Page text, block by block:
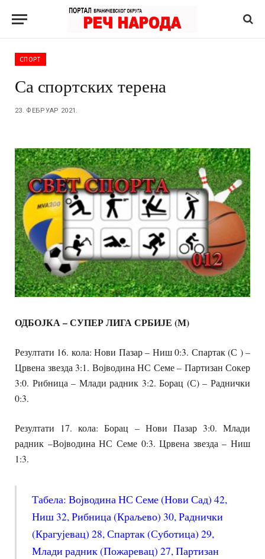
СПОРТ
Са спортских терена
23. ФЕБРУАР 2021.
ОДБОЈКА – СУПЕР ЛИГА СРБИЈЕ (М)
Резултати 16. кола: Нови Пазар – Ниш 0:3. Спартак (С ) –
Црвена звезда 3:1. Војводина НС Семе – Партизан Сокер
3:0. Рибница – Млади радник 3:2. Борац (С) – Раднички
0:3.
Резултати 17. кола: Борац – Нови Пазар 3:0. Млади
радник –Војводина НС Семе 0:3. Црвена звезда – Ниш
1:3.
Табела: Војводина НС Семе (Нови Сад) 42,
Ниш 32, Рибница (Краљево) 30, Раднички
(Крагујевац) 28, Спартак (Суботица) 29,
Млади радник (Пожаревац) 27, Партизан